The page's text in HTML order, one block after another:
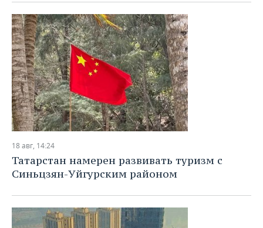
18 авг, 14:24
Татарстан намерен развивать туризм с
Синьцзян-Уйгурским районом